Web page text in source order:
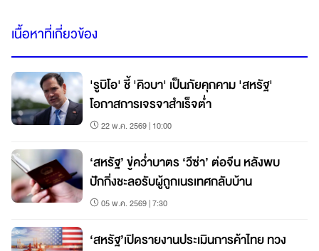
เนื้อหาที่เกี่ยวข้อง
'รูบิโอ' ชี้ 'คิวบา' เป็นภัยคุกคาม 'สหรัฐ'
โอกาสการเจรจาสำเร็จต่ำ
22 พ.ค. 2569 | 10:00
‘สหรัฐ’ ขู่คว่ำบาตร ‘วีซ่า’ ต่อจีน หลังพบ
ปักกิ่งชะลอรับผู้ถูกเนรเทศกลับบ้าน
05 พ.ค. 2569 | 7:30
‘สหรัฐ’เปิดรายงานประเมินการค้าไทย ทวง